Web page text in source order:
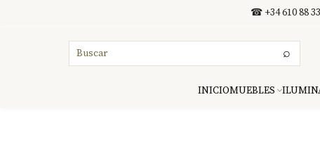
☎ +34 610 88
⌕
INICIOMUEBLES